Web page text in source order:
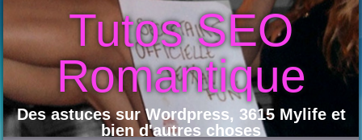
Tutos SEO
Romantique
Des astuces sur Wordpress, 3615 Mylife et
bien d'autres choses